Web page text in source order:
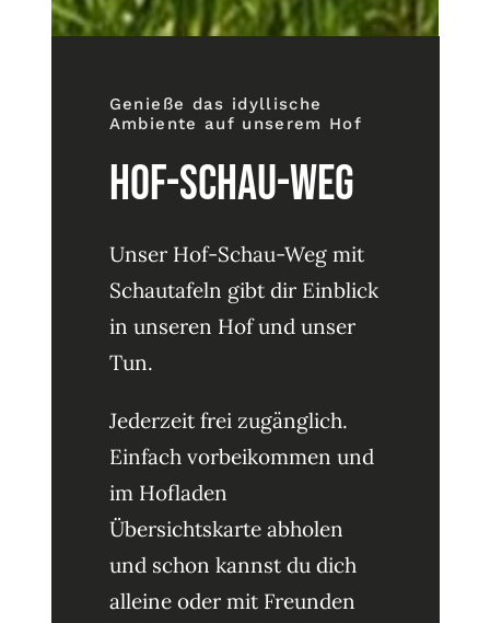
Genieße das idyllische
Ambiente auf unserem Hof
HOf-Schau-Weg
Unser Hof-Schau-Weg mit
Schautafeln gibt dir Einblick
in unseren Hof und unser
Tun.
Jederzeit frei zugänglich.
Einfach vorbeikommen und
im Hofladen
Übersichtskarte abholen
und schon kannst du dich
alleine oder mit Freunden